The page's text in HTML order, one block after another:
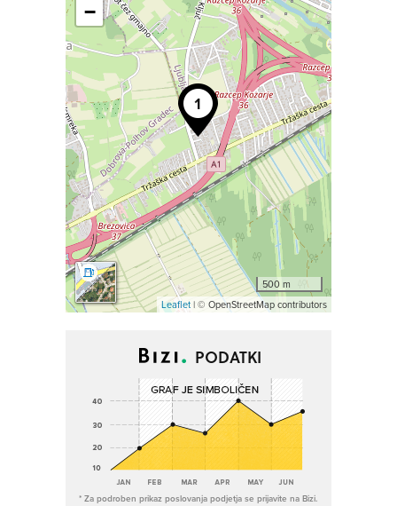
−
500 m
Leaflet| © OpenStreetMap contributors
PODATKI
* Za podroben prikaz poslovanja podjetja se prijavite na Bizi.